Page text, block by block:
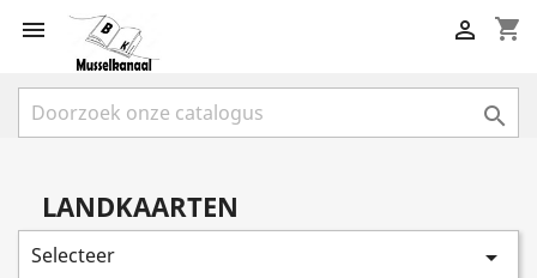
 shopping_cart


LANDKAARTEN
Selecteer 